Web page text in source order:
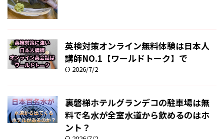
英検対策オンライン無料体験は日本人
講師NO.1【ワールドトーク】で
2026/7/2
裏磐梯ホテルグランデコの駐車場は無
料で名水が全室水道から飲めるのはホ
ント？